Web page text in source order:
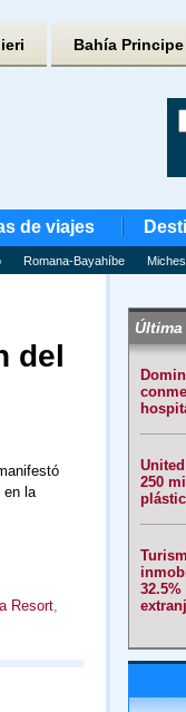
Bahía Principe
de viajes
Romana-Bayahíbe Miches
del
en la
Resort,
250